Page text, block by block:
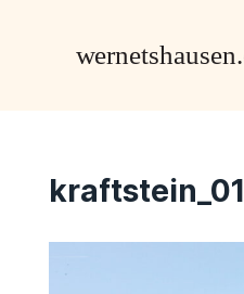
kraftstein_01